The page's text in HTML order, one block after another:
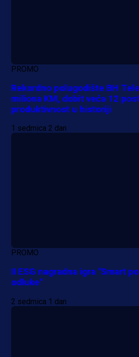
PROMO
Rekordno polugodište BH
miliona KM, dobit veća 12
produktivnost u historiji
1 sedmica 2 dan
PROMO
II ESG nagradna igra "Smart
odluke"
2 sedmica 1 dan